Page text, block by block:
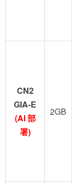
CN2
GIA-E
(AI 部
署)
2GB